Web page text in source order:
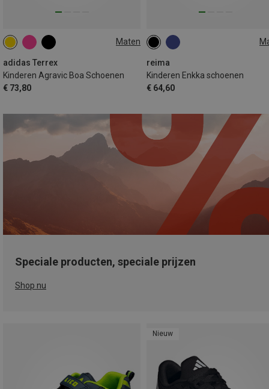
Maten
adidas Terrex
Kinderen Agravic Boa Schoenen
€ 73,80
reima
Kinderen Enkka schoenen
€ 64,60
Speciale producten, speciale prijzen
Shop nu
Nieuw